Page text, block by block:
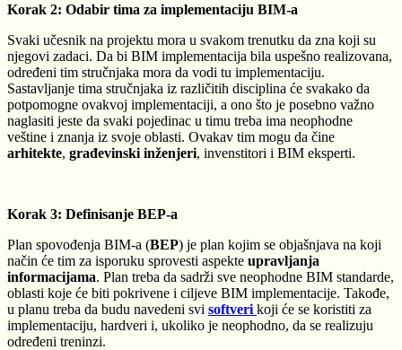
Korak 2: Odabir tima za implementaciju BIM-a
Svaki učesnik na projektu mora u svakom trenutku da zna koji su
njegovi zadaci. Da bi BIM implementacija bila uspešno realizovana,
određeni tim stručnjaka mora da vodi tu implementaciju.
Sastavljanje tima stručnjaka iz različitih disciplina će svakako da
potpomogne ovakvoj implementaciji, a ono što je posebno važno
naglasiti jeste da svaki pojedinac u timu treba ima neophodne
veštine i znanja iz svoje oblasti. Ovakav tim mogu da čine
arhitekte, građevinski inženjeri, invenstitori i BIM eksperti.
Korak 3: Definisanje BEP-a
Plan spovođenja BIM-a (BEP) je plan kojim se objašnjava na koji
način će tim za isporuku sprovesti aspekte upravljanja
informacijama. Plan treba da sadrži sve neophodne BIM standarde,
oblasti koje će biti pokrivene i ciljeve BIM implementacije. Takođe,
u planu treba da budu navedeni svi softveri koji će se koristiti za
implementaciju, hardveri i, ukoliko je neophodno, da se realizuju
određeni treninzi.